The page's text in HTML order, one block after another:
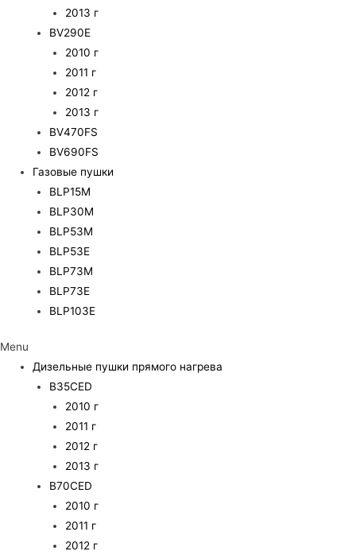
2013 г
BV290E
2010 г
2011 г
2012 г
2013 г
BV470FS
BV690FS
Газовые пушки
BLP15M
BLP30M
BLP53M
BLP53E
BLP73M
BLP73E
BLP103E
Menu
Дизельные пушки прямого нагрева
B35CED
2010 г
2011 г
2012 г
2013 г
B70CED
2010 г
2011 г
2012 г